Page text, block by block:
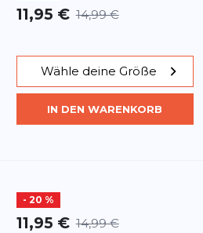
11,95 € 14,99 €
Wähle deine Größe
IN DEN WARENKORB
- 20 %
11,95 € 14,99 €